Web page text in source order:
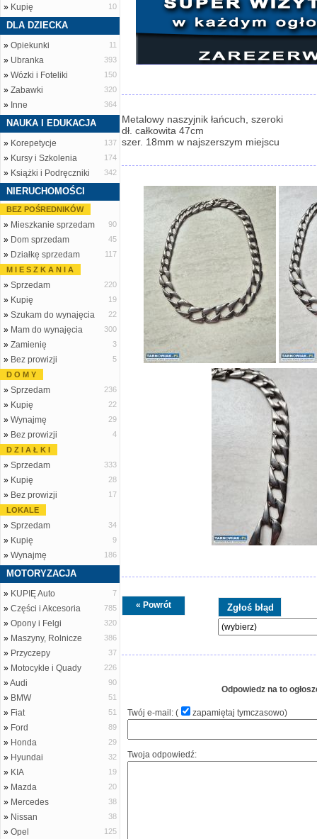
» Kupię 10
DLA DZIECKA
» Opiekunki 11
» Ubranka 393
» Wózki i Foteliki 150
» Zabawki 320
» Inne 364
NAUKA I EDUKACJA
» Korepetycje 137
» Kursy i Szkolenia 174
» Książki i Podręczniki 342
NIERUCHOMOŚCI
BEZ POŚREDNIKÓW
» Mieszkanie sprzedam 90
» Dom sprzedam 45
» Działkę sprzedam
117
M I E S Z K A N I A
» Sprzedam 220
» Kupię 19
» Szukam do wynajęcia 22
» Mam do wynajęcia 300
» Zamienię 3
» Bez prowizji
5
D O M Y
» Sprzedam 236
» Kupię 22
» Wynajmę 29
» Bez prowizji
4
D Z I A Ł K I
» Sprzedam 333
» Kupię 28
» Bez prowizji
17
LOKALE
» Sprzedam 34
» Kupię 9
» Wynajmę 186
MOTORYZACJA
» KUPIĘ Auto 7
» Części i Akcesoria 785
» Opony i Felgi 320
» Maszyny, Rolnicze 386
» Przyczepy 37
» Motocykle i Quady 226
»Audi 90
» BMW 51
» Fiat 51
» Ford 89
» Honda 29
» Hyundai 32
» KIA 19
» Mazda 20
» Mercedes 38
» Nissan 38
» Opel 125
Metalowy naszyjnik łańcuch, szeroki
dł. całkowita 47cm
szer. 18mm w najszerszym miejscu
« Powrót
Odpowiedz na to
Twój e-mail: ( zapamiętaj tymczasowo)
Twoja odpowiedź: